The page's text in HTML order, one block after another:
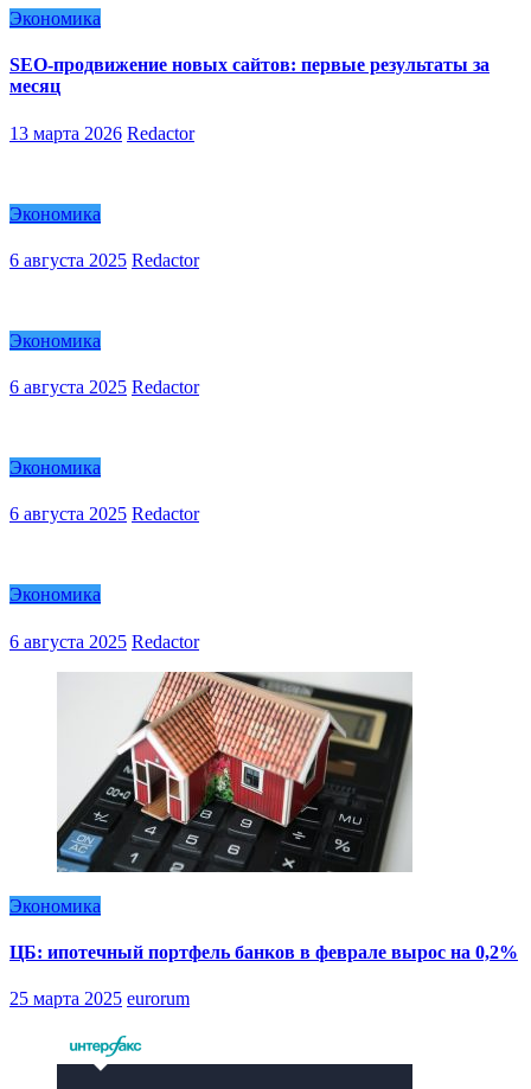
Экономика
SEO-продвижение новых сайтов: первые результаты за
месяц
13 марта 2026 Redactor
Экономика
6 августа 2025 Redactor
Экономика
6 августа 2025 Redactor
Экономика
6 августа 2025 Redactor
Экономика
6 августа 2025 Redactor
Экономика
ЦБ: ипотечный портфель банков в феврале вырос на 0,2%
25 марта 2025 eurorum